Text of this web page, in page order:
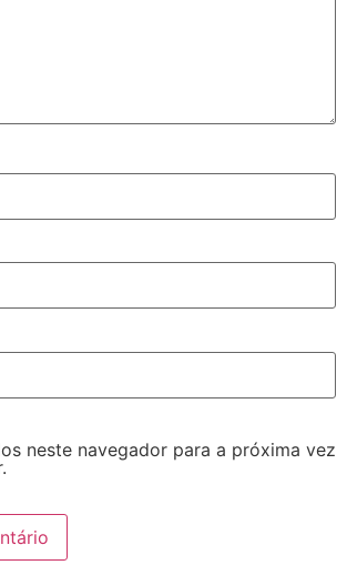
neste navegador para a próxima vez